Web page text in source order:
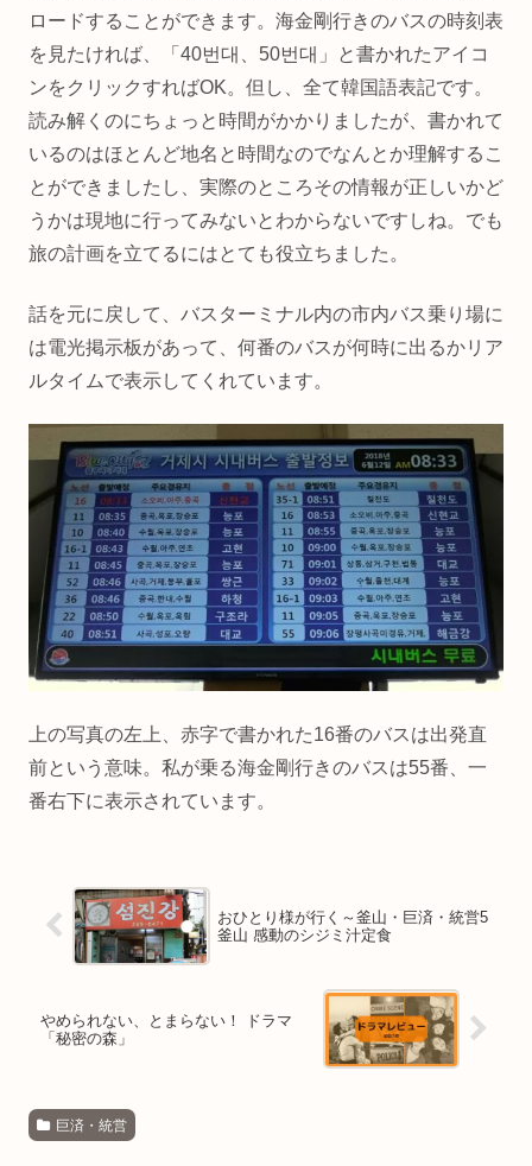
ロードすることができます。海金剛行きのバスの時刻表
を見たければ、「40번대、50번대」と書かれたアイコ
ンをクリックすればOK。但し、全て韓国語表記です。
読み解くのにちょっと時間がかかりましたが、書かれて
いるのはほとんど地名と時間なのでなんとか理解するこ
とができましたし、実際のところその情報が正しいかど
うかは現地に行ってみないとわからないですしね。でも
旅の計画を立てるにはとても役立ちました。
話を元に戻して、バスターミナル内の市内バス乗り場に
は電光掲示板があって、何番のバスが何時に出るかリア
ルタイムで表示してくれています。
上の写真の左上、赤字で書かれた16番のバスは出発直
前という意味。私が乗る海金剛行きのバスは55番、一
番右下に表示されています。
おひとり様が行く～釜山・巨済・統営5
釜山 感動のシジミ汁定食
やめられない、とまらない！ ドラマ
「秘密の森」
巨済・統営